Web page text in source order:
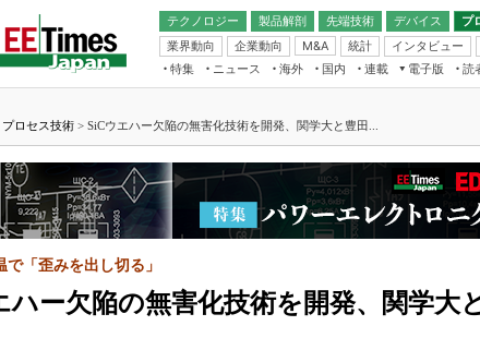
テクノロジー 製品解剖
先端技術
電池／エネルギー
デバイス
アナログ
マイコン
FPGA
プ
業界動向
企業動向 M&A 統計 インタビュー
フィジカルAI
半導体後工程
読者調査（EE Times
カーボンニュートラル
電源設計（EDN Japan）
特集 ニュース 海外 国内
連載
福田昭のデバイス通信
湯之上隆のナノフォーカス
大山聡の業界スコープ
大原雄介のエレ・組み込みプレイバ
学漂流記
電子版
電子ブックレット
読
プロセス技術 > SiCウエハー欠陥の無害化技術を開発、関学大と豊田...
ハー欠陥の無害化技術を開発、関学大
「歪みを出し切る」